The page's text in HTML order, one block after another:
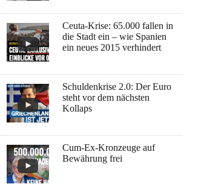
Ceuta-Krise: 65.000 fallen in
die Stadt ein – wie Spanien
ein neues 2015 verhindert
Schuldenkrise 2.0: Der Euro
steht vor dem nächsten
Kollaps
Cum-Ex-Kronzeuge auf
Bewährung frei